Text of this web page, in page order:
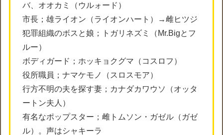
バ、オオカミ（ウルォード）
市長；雄ライオン（ライオンハート）→雌ヒツジ
犯罪組織のボスと娘；トガリネズミ（Mr.Bigとフ
ルー）
ボディガード；ホッキョクグマ（コスロフ）
役所職員；ナマケモノ（スロスモア）
行方不明の夫を探す妻；カナダカワウソ（オッタ
ートン夫人）
有名なポップスター；雌トムソン・ガゼル（ガゼ
ル）。声はシャキーラ